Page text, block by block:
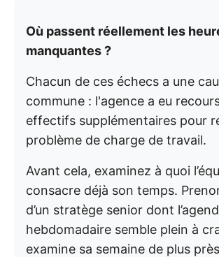
Où passent réellement les
manquantes ?
Chacun de ces échecs a une
commune : l'agence a eu
effectifs supplémentaires pour
problème de charge de travail.
Avant cela, examinez à quoi
consacre déjà son temps.
d’un stratège senior dont
hebdomadaire semble plein à
examine sa semaine de plus